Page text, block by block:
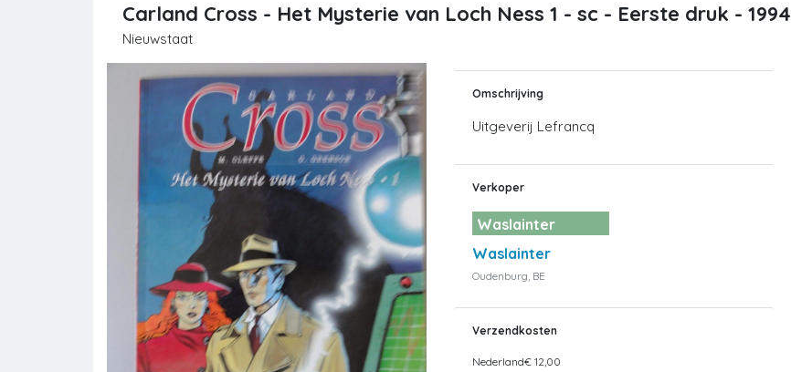
Carland Cross - Het Mysterie van Loch Ness 1 - sc - Eerste druk - 1994
Nieuwstaat
Omschrijving
Uitgeverij Lefrancq
Verkoper
Waslainter
Waslainter
Oudenburg, BE
Verzendkosten
Nederland€ 12,00